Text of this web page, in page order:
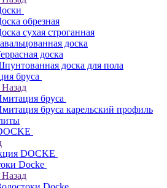
обрезная
сухая строганная
доска
доска
доска для пола
бруса
Назад
бруса
бруса карельский профиль
DOCKE
Docke
Назад